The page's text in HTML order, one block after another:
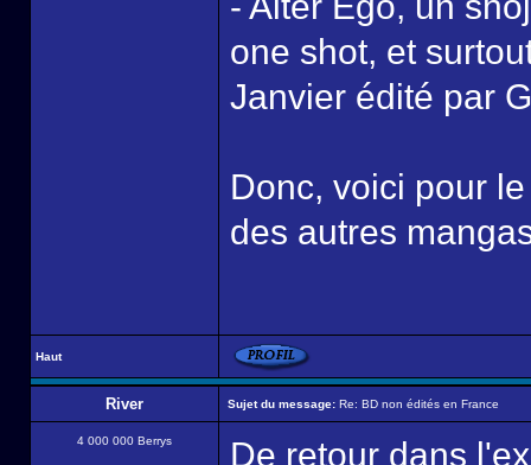
one shot, et
Janvier édité par
Donc, voici pour
des autres
Haut
River Sujet du message: Re: BD non édités en France
4 000 000 Berrys De retour dans